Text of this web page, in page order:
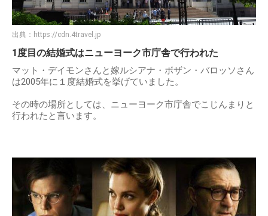
出典： https://cdn.4travel.jp
1度目の結婚式はニューヨーク市庁舎で行われた
マット・デイモンさんと嫁ルシアナ・ボザン・バロッソさん
は2005年に１度結婚式を挙げていました。
その時の場所としては、ニューヨーク市庁舎でこじんまりと
行われたと言います。